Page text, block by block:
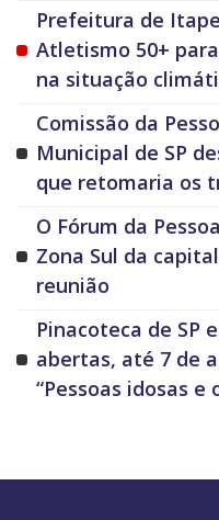
Prefeitura de
Atletismo 50+
na situação
Comissão da
Municipal de SP
que retomaria os
O Fórum da
Zona Sul da
reunião
Pinacoteca de SP
abertas, até 7 de
“Pessoas idosas e